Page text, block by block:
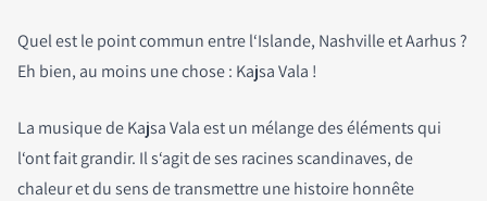
Quel est le point commun entre l‘Islande, Nashville et Aarhus ?
Eh bien, au moins une chose : Kajsa Vala !
La musique de Kajsa Vala est un mélange des éléments qui
l‘ont fait grandir. Il s‘agit de ses racines scandinaves, de
chaleur et du sens de transmettre une histoire honnête